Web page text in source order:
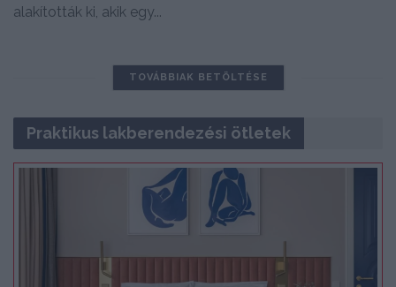
alakították ki, akik egy...
TOVÁBBIAK BETÖLTÉSE
Praktikus lakberendezési ötletek